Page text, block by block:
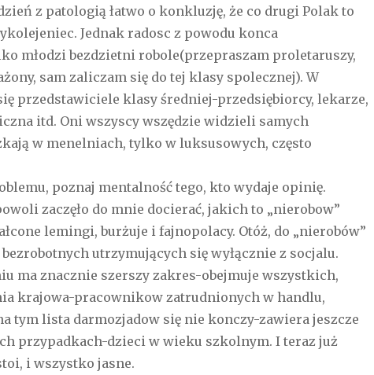
z patologią łatwo o konkluzję, że co drugi Polak to
Jednak radosc z powodu konca
młodzi bezdzietni robole(przepraszam proletaruszy,
sam zaliczam się do tej klasy spolecznej). W
przedstawiciele klasy średniej-przedsiębiorcy, lekarze,
itd. Oni wszyscy wszędzie widzieli samych
w menelniach, tylko w luksusowych, często
poznaj mentalność tego, kto wydaje opinię.
zaczęło do mnie docierać, jakich to „nierobow”
lemingi, burżuje i fajnopolacy. Otóż, do „nierobów”
utrzymujących się wyłącznie z socjalu.
ma znacznie szerszy zakres-obejmuje wszystkich,
krajowa-pracownikow zatrudnionych w handlu,
tym lista darmozjadow się nie konczy-zawiera jeszcze
przypadkach-dzieci w wieku szkolnym. I teraz już
i wszystko jasne.